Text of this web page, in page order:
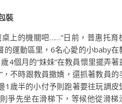
裝
上的機關吧……”日前，普惠托育
的運動區里，6名心愛的小baby在
4個月的“妹妹”在教員懷里擺弄著
，不時跟教員撒嬌，還抓著教員的
1歲半的小付予則跑著要往玩調皮
爭先坐在滑梯下，等候他從滑梯